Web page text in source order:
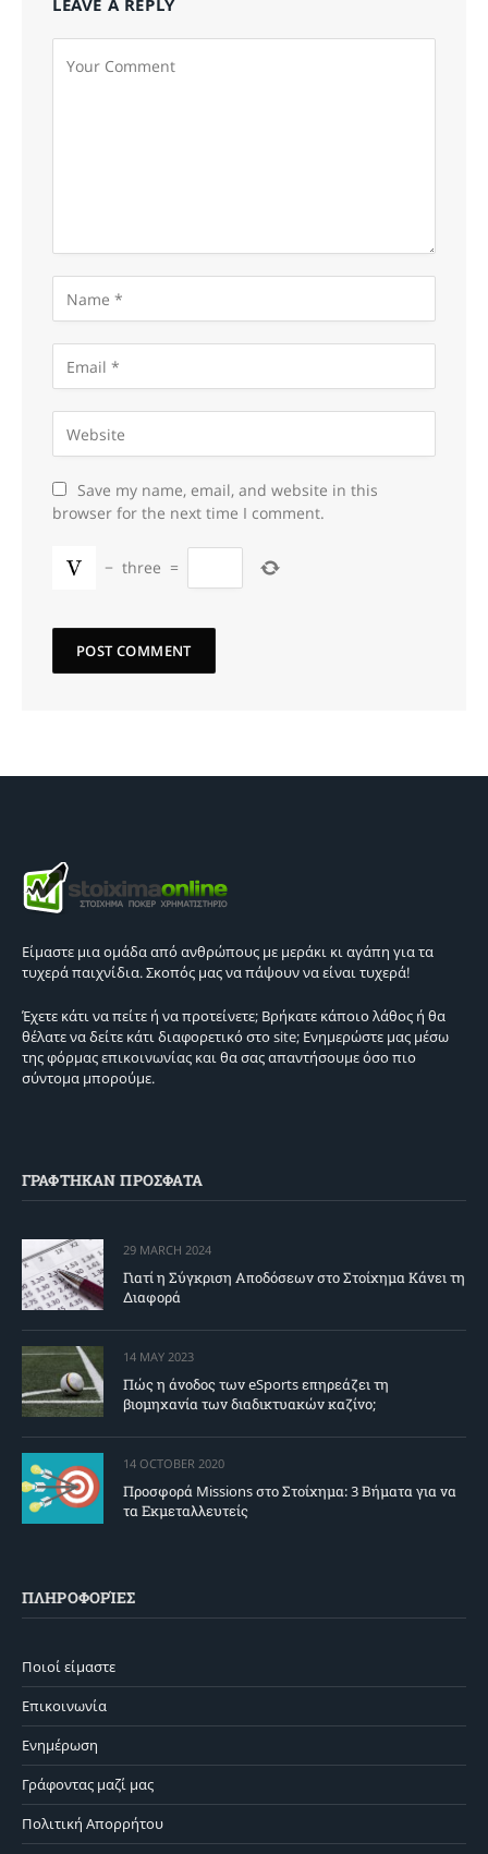
LEAVE A REPLY
Save my name, email, and website in this
browser for the next time I comment.
− three =
Είμαστε μια ομάδα από ανθρώπους με μεράκι κι αγάπη για τα
τυχερά παιχνίδια. Σκοπός μας να πάψουν να είναι τυχερά!
Έχετε κάτι να πείτε ή να προτείνετε; Βρήκατε κάποιο λάθος ή θα
θέλατε να δείτε κάτι διαφορετικό στο site; Ενημερώστε μας μέσω
της φόρμας επικοινωνίας και θα σας απαντήσουμε όσο πιο
σύντομα μπορούμε.
ΓΡΑΦΤΗΚΑΝ ΠΡΟΣΦΑΤΑ
29 MARCH 2024
Γιατί η Σύγκριση Αποδόσεων στο Στοίχημα Κάνει τη
Διαφορά
14 MAY 2023
Πώς η άνοδος των eSports επηρεάζει τη
βιομηχανία των διαδικτυακών καζίνο;
14 OCTOBER 2020
Προσφορά Missions στο Στοίχημα: 3 Βήματα για να
τα Εκμεταλλευτείς
ΠΛΗΡΟΦΟΡΊΕΣ
Ποιοί είμαστε
Επικοινωνία
Ενημέρωση
Γράφοντας μαζί μας
Πολιτική Απορρήτου